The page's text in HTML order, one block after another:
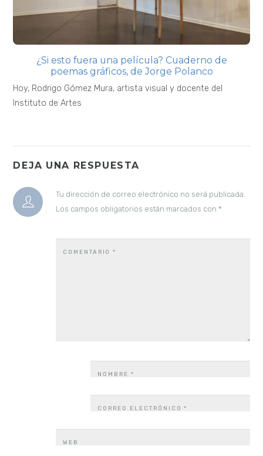
¿Si esto fuera una película? Cuaderno de
poemas gráficos, de Jorge Polanco
Hoy, Rodrigo Gómez Mura, artista visual y docente del
Instituto de Artes
DEJA UNA RESPUESTA
Tu dirección de correo electrónico no será publicada.
Los campos obligatorios están marcados con *
COMENTARIO*
NOMBRE*
CORREO ELECTRÓNICO*
WEB